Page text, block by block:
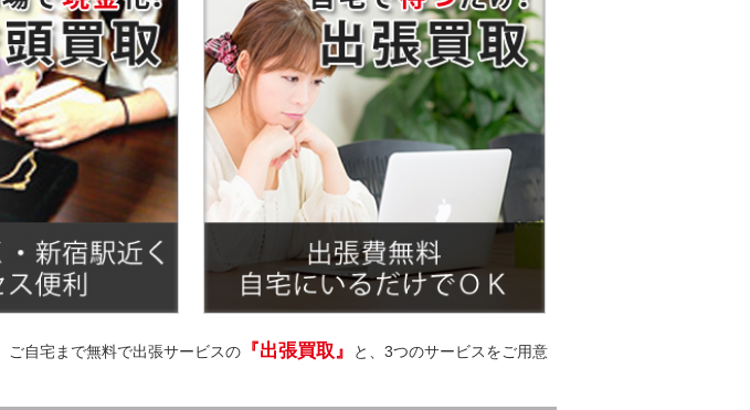
、ご自宅まで無料で出張サービスの 『出張買取』
と、3つのサービスをご用意